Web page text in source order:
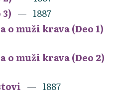
1887
muži krava (Deo 1)
muži krava (Deo 2)
1887